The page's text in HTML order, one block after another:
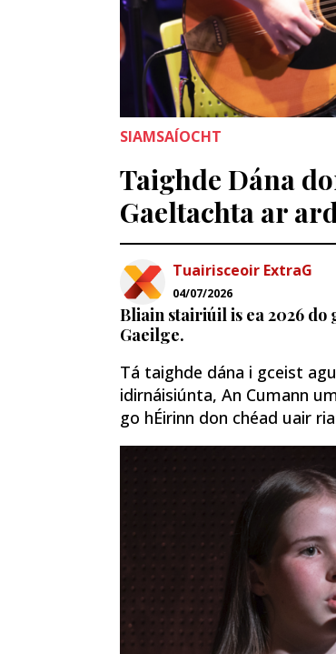
SIAMSAÍOCHT
Taighde Dána
Gaeltachta ar
Tuairisceoir ExtraG
04/07/2026
Bliain stairiúil is ea 2026
Gaeilge.
Tá taighde dána i gceist
idirnáisiúnta, An Cumann
go hÉirinn don chéad uair